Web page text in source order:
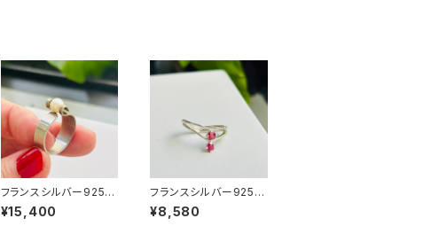
フランスシルバー925
パールラップリング（15
号）
¥15,400
フランスシルバー925 ラ
ズベリーピンクリング
（9号）
¥8,580